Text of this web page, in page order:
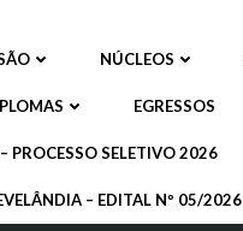
NÚCLEOS
EGRESSOS
PROCESSO SELETIVO 2026
– EDITAL Nº 05/2026